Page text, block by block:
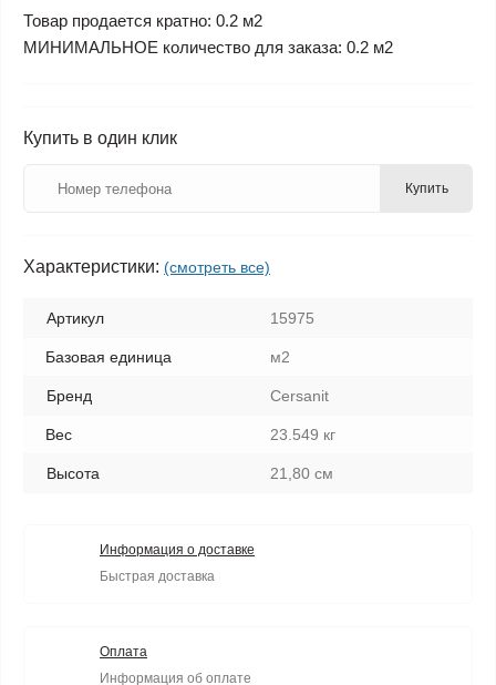
Товар продается кратно: 0.2 м2
МИНИМАЛЬНОЕ количество для заказа: 0.2 м2
Купить в один клик
Купить
Характеристики: (смотреть все)
Артикул 15975
Базовая единица м2
Бренд Cersanit
Вес 23.549 кг
Высота 21,80 см
Информация о доставке
Быстрая доставка
Оплата
Информация об оплате